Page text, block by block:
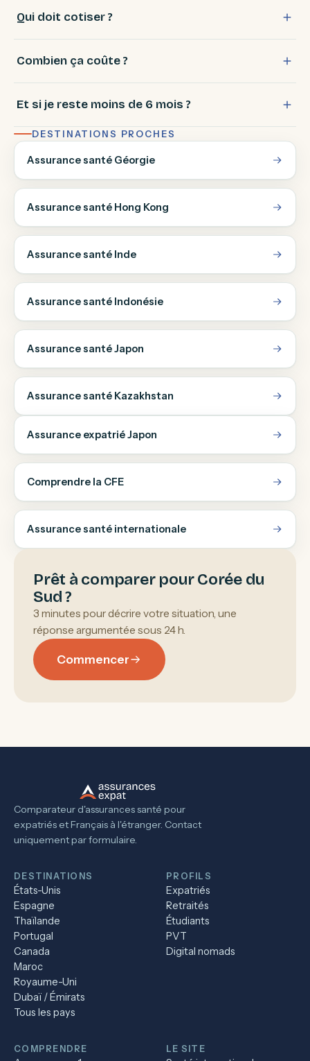
Qui doit cotiser ?
Combien ça coûte ?
Et si je reste moins de 6 mois ?
DESTINATIONS PROCHES
Assurance santé Géorgie
Assurance santé Hong Kong
Assurance santé Inde
Assurance santé Indonésie
Assurance santé Japon
Assurance santé Kazakhstan
Assurance expatrié Japon
Comprendre la CFE
Assurance santé internationale
Prêt à comparer pour Corée du
Sud ?
3 minutes pour décrire votre situation, une
réponse argumentée sous 24 h.
Commencer
Comparateur d'assurances santé pour
expatriés et Français à l'étranger. Contact
uniquement par formulaire.
DESTINATIONS
États-Unis
Espagne
Thaïlande
Portugal
Canada
Maroc
Royaume-Uni
Dubaï / Émirats
Tous les pays
PROFILS
Expatriés
Retraités
Étudiants
PVT
Digital nomads
COMPRENDRE LE SITE